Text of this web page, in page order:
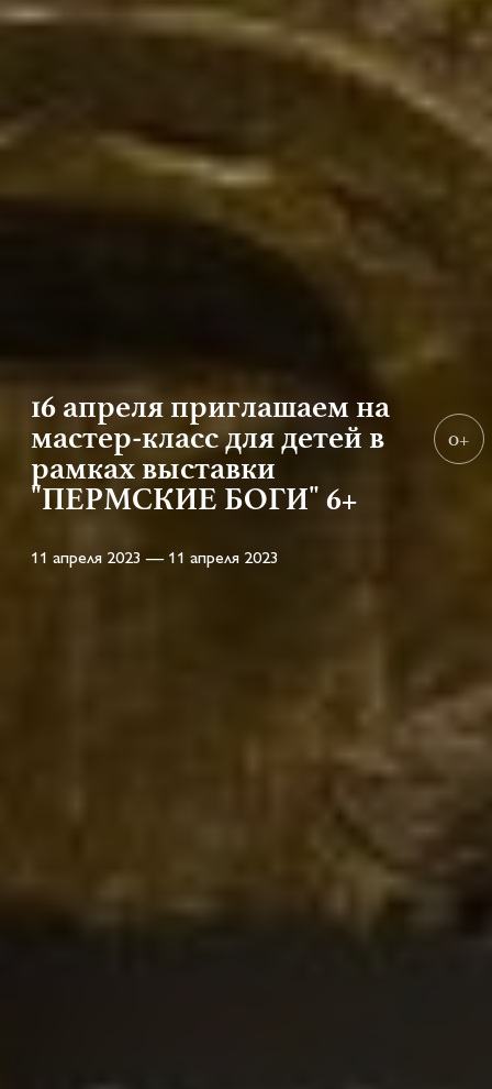
16 апреля приглашаем на
мастер-класс для детей в
рамках выставки
"ПЕРМСКИЕ БОГИ" 6+
11 апреля 2023 — 11 апреля 2023
0+